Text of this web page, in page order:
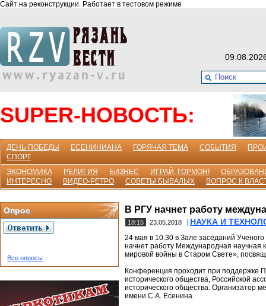
Сайт на реконструкции. Работает в тестовом режиме
SUPER-НОВОСТЬ:
ДЕНЬ ПОБЕДЫ ЕСЕНИНИАНА ГОРЯЧАЯ ТЕМА СОБЫТИЯ
СПОРТ
ЭКОНОМИКА
РЕЛИГИЯ БИЗНЕС ИГРАЙ, ГОРМОН!
ИНТЕРЕСНО
ВИДЕО-РЕТРО СОВЕТЫ БЫВАЛЫХ ВОПРОС К
Опрос
Все опросы
В РГУ начнет работу
18:15 23.05.2018 НАУКА И
24 мая в 10.30 в Зале заседаний
начнет работу Международная
мировой войны в Старом Свете»,
Конференция проходит при поддержке
исторического общества, Российской
исторического общества. Организатор
имени С.А. Есенина.